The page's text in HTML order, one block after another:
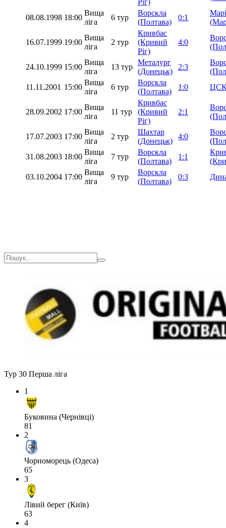
Ріг)
08.08.1998 18:00
Вища
ліга
6 тур
Ворскла
(Полтава)
0:1
16.07.1999 19:00
Вища
ліга
2 тур
Кривбас
(Кривий
Ріг)
4:0
24.10.1999 15:00
Вища
ліга
13 тур
Металург
(Донецьк)
2:3
11.11.2001 15:00
Вища
ліга
6 тур
Ворскла
(Полтава)
1:0
28.09.2002 17:00
Вища
ліга
11 тур
Кривбас
(Кривий
Ріг)
2:1
17.07.2003 17:00
Вища
ліга
2 тур
Шахтар
(Донецьк)
4:0
31.08.2003 18:00
Вища
ліга
7 тур
Ворскла
(Полтава)
1:1
03.10.2004 17:00
Вища
ліга
9 тур
Ворскла
(Полтава)
0:3
Тур 30 Перша ліга
1
Буковина (Чернівці)
81
2
Чорноморець (Одеса)
65
3
Лівий берег (Київ)
63
4